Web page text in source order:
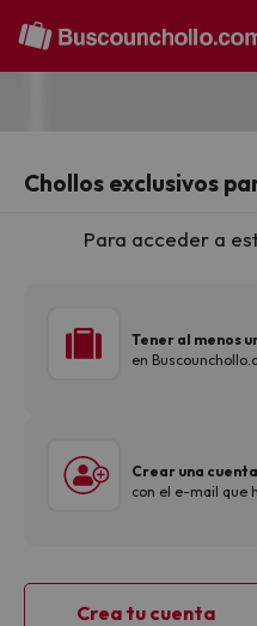
Chollos exclusivos
Para acceder a
Tener al menos
en
Crear una
con el e-mail que
Crea tu cuenta